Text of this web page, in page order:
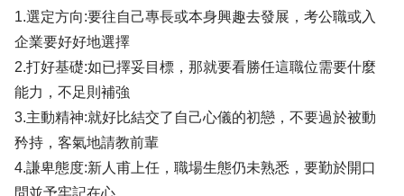
1.選定方向:要往自己專長或本身興趣去發展，考公職或入
企業要好好地選擇
2.打好基礎:如已擇妥目標，那就要看勝任這職位需要什麼
能力，不足則補強
3.主動精神:就好比結交了自己心儀的初戀，不要過於被動
矜持，客氣地請教前輩
4.謙卑態度:新人甫上任，職場生態仍未熟悉，要勤於開口
問並予牢記在心